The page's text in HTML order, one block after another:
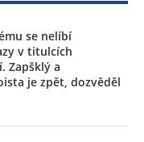
se nelíbí
v titulcích
Zapšklý a
je zpět, dozvěděl